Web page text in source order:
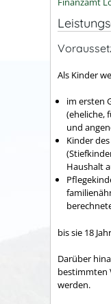
Als Kinder
im ersten
(eheliche,
und
Kinder
Haushalt
bis sie 18
Darüber
bestimmten
werden.